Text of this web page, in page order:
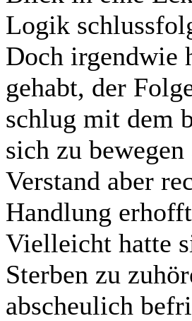
Logik
Doch irgendwie
gehabt, der
schlug mit dem
sich zu
Verstand aber
Handlung
Vielleicht hatte
Sterben zu
abscheulich